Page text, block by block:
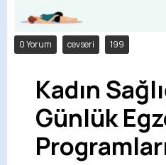
0 Yorum cevseri 199
Kadın
Günlük